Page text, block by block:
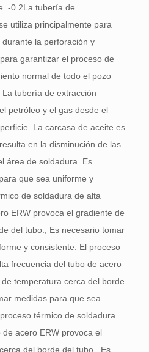
-0.2La tubería de
utiliza principalmente para
la perforación y
garantizar el proceso de
normal de todo el pozo
tubería de extracción
petróleo y el gas desde el
La carcasa de aceite es
en la disminución de las
área de soldadura. Es
que sea uniforme y
de soldadura de alta
ERW provoca el gradiente de
del tubo., Es necesario tomar
y consistente. El proceso
frecuencia del tubo de acero
temperatura cerca del borde
medidas para que sea
térmico de soldadura
acero ERW provoca el
del borde del tubo., Es